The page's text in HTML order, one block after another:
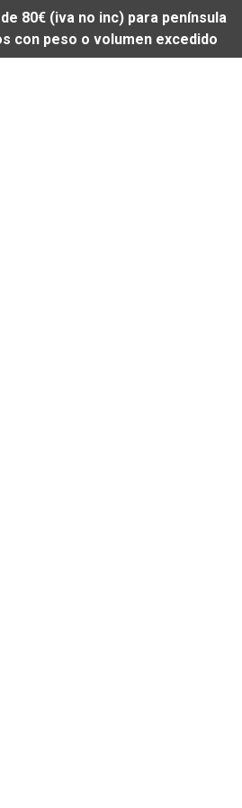
80€ (iva no inc) para península
con peso o volumen excedido